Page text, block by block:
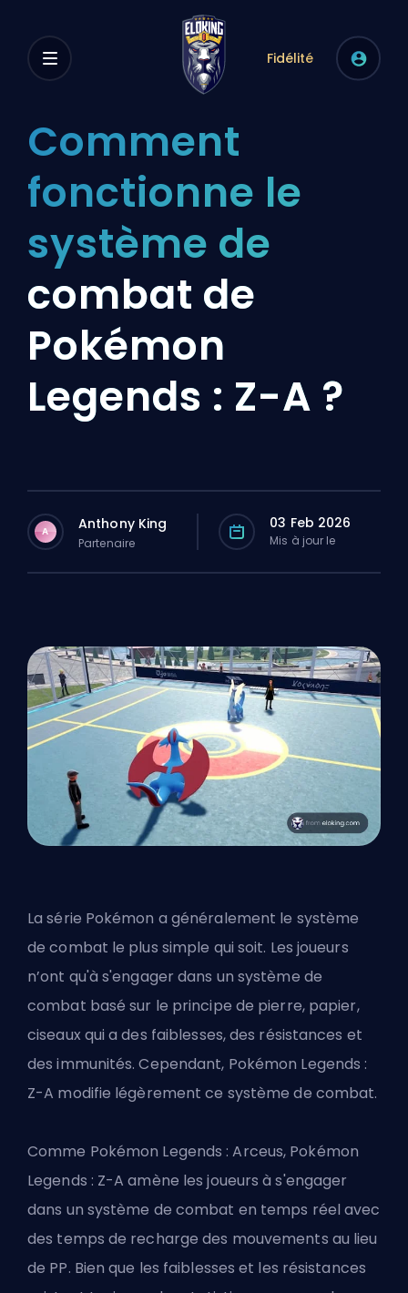
Fidélité
Comment
fonctionne le
système de
combat de
Pokémon
Legends : Z-A ?
A Anthony King
Partenaire
03 Feb 2026
Mis à jour le
La série Pokémon a généralement le système
de combat le plus simple qui soit. Les joueurs
n’ont qu'à s'engager dans un système de
combat basé sur le principe de pierre, papier,
ciseaux qui a des faiblesses, des résistances et
des immunités. Cependant, Pokémon Legends :
Z-A modifie légèrement ce système de combat.
Comme Pokémon Legends : Arceus, Pokémon
Legends : Z-A amène les joueurs à s'engager
dans un système de combat en temps réel avec
des temps de recharge des mouvements au lieu
de PP. Bien que les faiblesses et les résistances